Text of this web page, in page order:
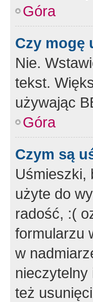
Góra
Czy mogę
Nie.
tekst.
używając
Góra
Czym są
Uśmieszki,
użyte do
radość, :(
formularzu
w
też